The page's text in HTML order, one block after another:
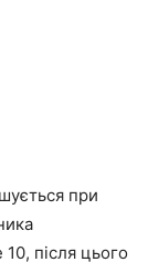
при
після цього